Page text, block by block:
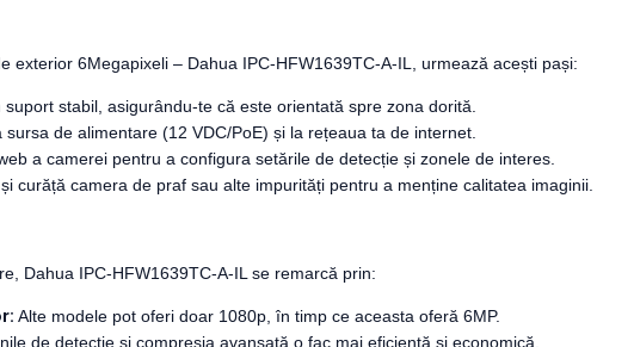
exterior 6Megapixeli – Dahua IPC-HFW1639TC-A-IL, urmează acești pași:
stabil, asigurându-te că este orientată spre zona dorită.
de alimentare (12 VDC/PoE) și la rețeaua ta de internet.
a camerei pentru a configura setările de detecție și zonele de interes.
curăță camera de praf sau alte impurități pentru a menține calitatea imaginii.
Dahua IPC-HFW1639TC-A-IL se remarcă prin:
Alte modele pot oferi doar 1080p, în timp ce aceasta oferă 6MP.
de detecție și compresia avansată o fac mai eficientă și economică.